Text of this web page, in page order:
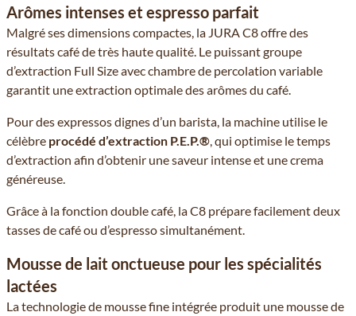
Arômes intenses et espresso parfait
Malgré ses dimensions compactes, la JURA C8 offre des
résultats café de très haute qualité. Le puissant groupe
d’extraction Full Size avec chambre de percolation variable
garantit une extraction optimale des arômes du café.
Pour des expressos dignes d’un barista, la machine utilise le
célèbre procédé d’extraction P.E.P.®, qui optimise le temps
d’extraction afin d’obtenir une saveur intense et une crema
généreuse.
Grâce à la fonction double café, la C8 prépare facilement deux
tasses de café ou d’espresso simultanément.
Mousse de lait onctueuse pour les spécialités
lactées
La technologie de mousse fine intégrée produit une mousse de